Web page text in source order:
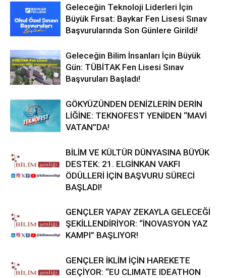
Geleceğin Teknoloji Liderleri İçin
Büyük Fırsat: Baykar Fen Lisesi Sınav
Başvurularında Son Günlere Girildi!
Geleceğin Bilim İnsanları İçin Büyük
Gün: TÜBİTAK Fen Lisesi Sınav
Başvuruları Başladı!
GÖKYÜZÜNDEN DENİZLERİN DERİN
LİĞİNE: TEKNOFEST YENİDEN “MAVİ
VATAN”DA!
BİLİM VE KÜLTÜR DÜNYASINA BÜYÜK
DESTEK: 21. ELGİNKAN VAKFI
ÖDÜLLERİ İÇİN BAŞVURU SÜRECİ
BAŞLADI!
GENÇLER YAPAY ZEKAYLA GELECEĞİ
ŞEKİLLENDİRİYOR: “İNOVASYON YAZ
KAMPI” BAŞLIYOR!
GENÇLER İKLİM İÇİN HAREKETE
GEÇİYOR: “EU CLIMATE IDEATHON